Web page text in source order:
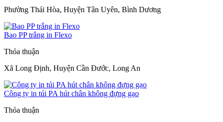
Phường Thái Hòa, Huyện Tân Uyên, Bình Dương
Bao PP trắng in Flexo
Thỏa thuận
Xã Long Định, Huyện Cần Đước, Long An
Công ty in túi PA hút chân không đựng gạo
Thỏa thuận